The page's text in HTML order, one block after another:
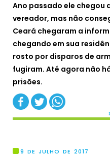
Ano passado ele
vereador, mas não
Ceará chegaram a
chegando em sua
rosto por disparos de
fugiram. Até agora não
prisões.
9 DE JULHO DE 2017